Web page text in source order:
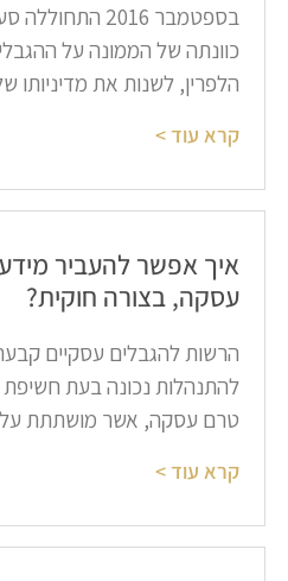
בספטמבר 2016
כוונתה של הממונה על
הלפרין, לשנות את מדיניותו
קרא עוד >
איך אפשר להעביר
עסקה, בצורה חוקית?​
הרשות להגבלים עסקיים
להתנהלות נכונה בעת
טרם עסקה, אשר מושתתת
קרא עוד >